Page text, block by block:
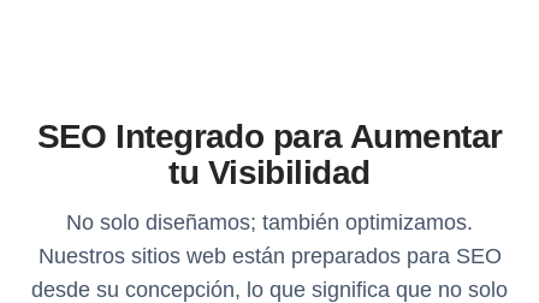
SEO Integrado para Aumentar
tu Visibilidad
No solo diseñamos; también optimizamos.
Nuestros sitios web están preparados para SEO
desde su concepción, lo que significa que no solo